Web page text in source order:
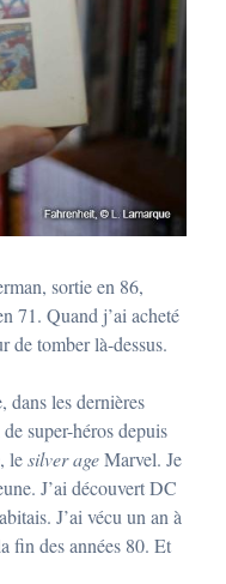
sortie en 86,
71. Quand j’ai acheté
de tomber là-dessus.
dans les dernières
super-héros depuis
, lesilver ageMarvel. Je
J’ai découvert DC
J’ai vécu un an à
fin des années 80. Et